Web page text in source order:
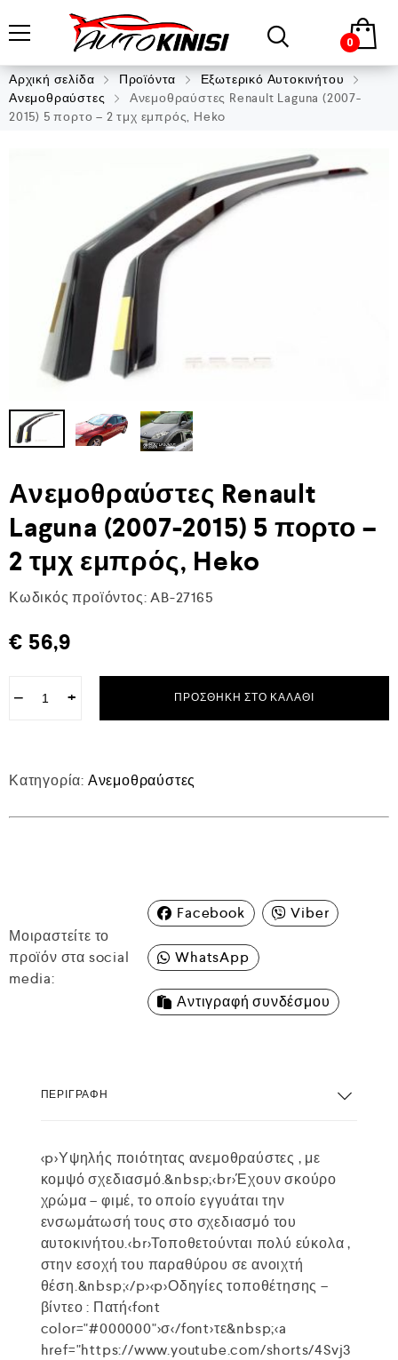
0
Αρχική σελίδα Προϊόντα
Εξωτερικό Αυτοκινήτου
Ανεμοθραύστες
Ανεμοθραύστες Renault Laguna (2007-
2015) 5 πορτο – 2 τμχ εμπρός, Heko
Ανεμοθραύστες Renault
Laguna (2007-2015) 5 πορτο –
2 τμχ εμπρός, Heko
Κωδικός προϊόντος: AB-27165
€ 56,9
− + ΠΡΟΣΘΉΚΗ ΣΤΟ ΚΑΛΆΘΙ
Κατηγορία: Ανεμοθραύστες
Μοιραστείτε το
προϊόν στα social
media:
Facebook Viber
WhatsApp
Αντιγραφή συνδέσμου
ΠΕΡΙΓΡΑΦΉ
<p>Υψηλής ποιότητας ανεμοθραύστες , με
κομψό σχεδιασμό.&nbsp;<br>Έχουν σκούρο
χρώμα – φιμέ, το οποίο εγγυάται την
ενσωμάτωσή τους στο σχεδιασμό του
αυτοκινήτου.<br>Τοποθετούνται πολύ εύκολα ,
στην εσοχή του παραθύρου σε ανοιχτή
θέση.&nbsp;</p><p>Οδηγίες τοποθέτησης –
βίντεο : Πατή<font
color="#000000">σ</font>τε&nbsp;<a
href="https://www.youtube.com/shorts/4Svj3